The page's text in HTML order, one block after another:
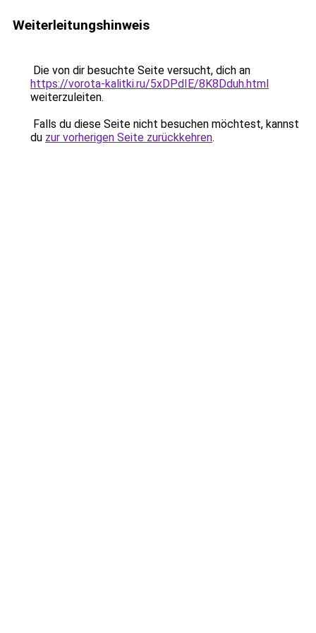
Weiterleitungshinweis
Die von dir besuchte Seite versucht, dich an
https://vorota-kalitki.ru/5xDPdIE/8K8Dduh.html
weiterzuleiten.
Falls du diese Seite nicht besuchen möchtest, kannst
du zur vorherigen Seite zurückkehren.